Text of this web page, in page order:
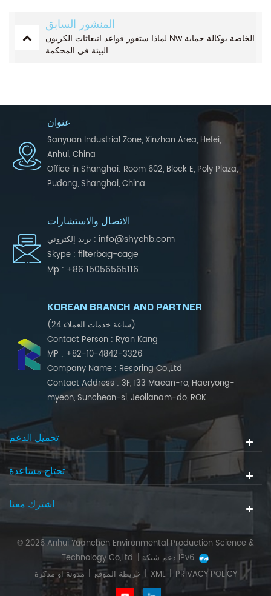
المنشور السابق
لماذا ستفوز قواعد انبعاثات الكربون Nw الخاصة بوكالة حماية
البيئة في المحكمة
عنوان
Sanyuan Industrial Zone, Xinzhan Area, Hefei,
Anhui, China
Office in Shanghai: Room 602, Block E, Poly Plaza,
Pudong, Shanghai, China
الاتصال والاستشارات
بريد إلكتروني : info@shychb.com
Skype : filterbag-cage
Mp : +86 15056565116
KOREAN BRANCH AND PARTNER
(24 ساعة خدمات العملاء)
Contact Person : Ryan Kang
MP : +82-10-4842-3326
Company Name : Respring Co.,Ltd
Contact Address : 3F, 133 Maean-ro, Haeryong-
myeon, Suncheon-si, Jeollanam-do, ROK
تحميل الدعم
تحتاج مساعدة
اشترك معنا
© 2026 Anhui Yuanchen Environmental Production Science &
Technology Co,Ltd. |
دعم شبكة IPv6.
مدونة او مذكرة | خريطة الموقع | XML | PRIVACY POLICY